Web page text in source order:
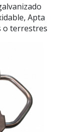
Apta
o terrestres